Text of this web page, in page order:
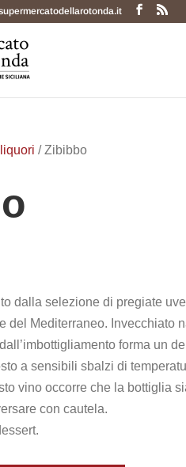
/ Zibibbo
dalla selezione di pregiate
del Mediterraneo. Invecchiato
forma un
a sensibili sbalzi di
vino occorre che la bottiglia
con cautela.